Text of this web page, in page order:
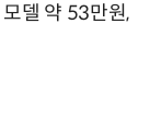
델 약 53만원,